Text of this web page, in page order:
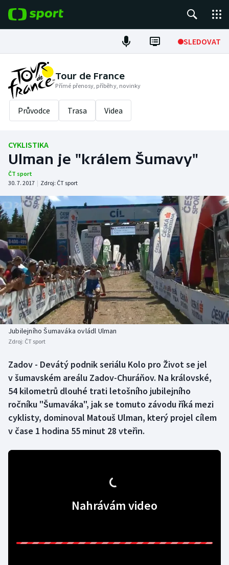
SLEDOVAT
Fotbal
Hokej
Tenis
Cyklistika
DALŠÍ SPORTY
Americký fotbal
Baseball a softbal
Basketbal
Biatlon
Boby a skeleton
Box
Curling
Dostihy
Florbal
Futsal
NEPŘEHLÉDNĚTE
Soutěže
Historické návraty
Aplikace ČT sport
AZ kvíz
Tour de France
Přímé přenosy, příběhy, novinky
Průvodce Trasa Videa
CYKLISTIKA
Ulman je "králem Šumavy"
ČT sport
30. 7. 2017 | Zdroj: ČT sport
Jubilejního Šumaváka ovládl Ulman
Zdroj: ČT sport
Zadov - Devátý podnik seriálu Kolo pro Život se jel
v šumavském areálu Zadov-Churáňov. Na královské,
54 kilometrů dlouhé trati letošního jubilejního
ročníku "Šumaváka", jak se tomuto závodu říká mezi
cyklisty, dominoval Matouš Ulman, který projel cílem
v čase 1 hodina 55 minut 28 vteřin.
Nahrávám video